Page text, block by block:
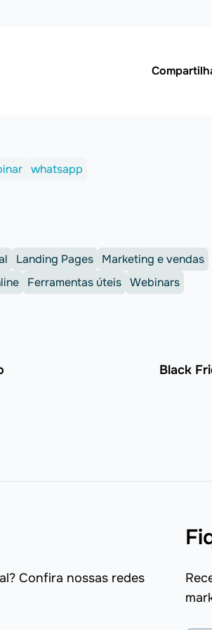
whatsapp
Landing Pages
Marketing e vendas
Ferramentas úteis Webinars
Black
Confira nossas redes